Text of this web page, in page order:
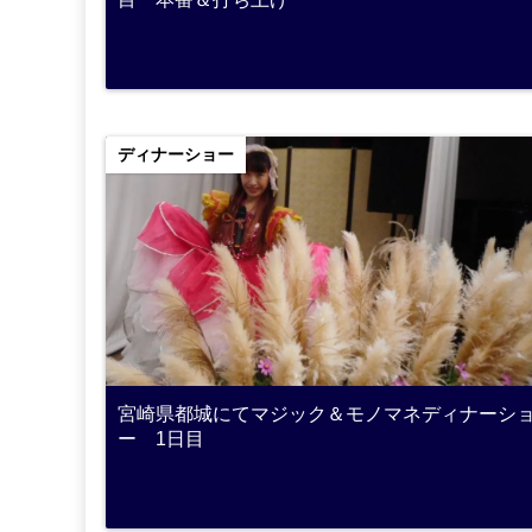
ディナーショー
宮崎県都城にてマジック＆モノマネディナーシ
ー 1日目